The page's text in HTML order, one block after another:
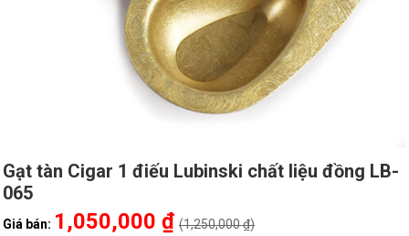
Gạt tàn Cigar 1 điếu Lubinski chất liệu đồng LB-
065
Giá bán: 1,050,000 ₫ (1,250,000 ₫)